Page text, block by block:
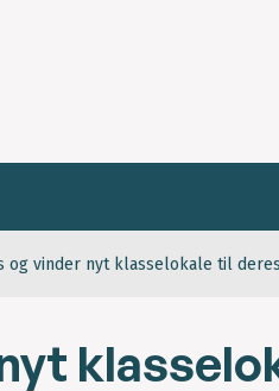
og vinder nyt klasselokale til